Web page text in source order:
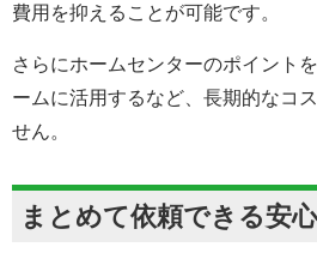
費用を抑えることが可能です。
さらにホームセンターのポイント
ームに活用するなど、長期的なコ
せん。
まとめて依頼できる安